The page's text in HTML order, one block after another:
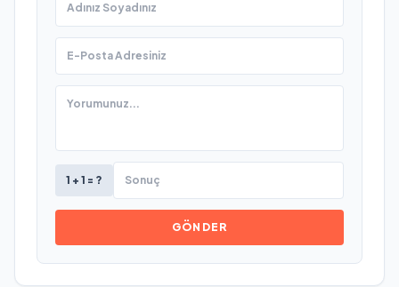
1 + 1 = ?
GÖNDER